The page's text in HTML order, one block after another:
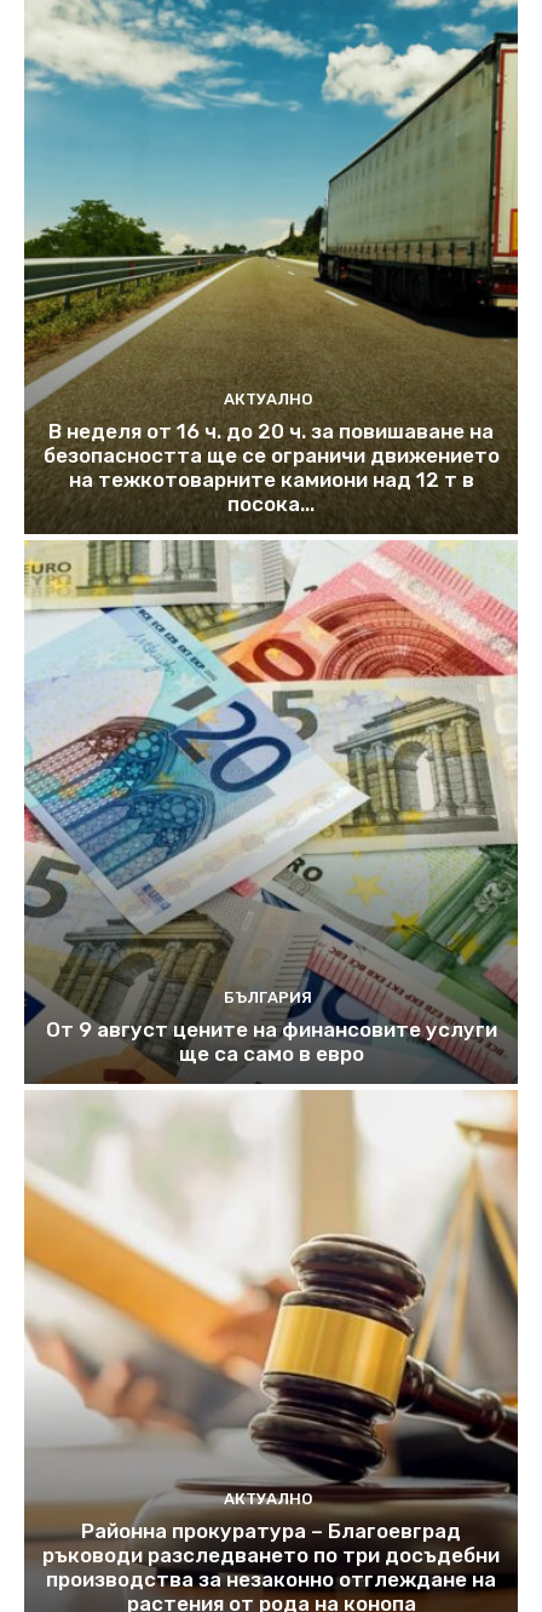
АКТУАЛНО
В неделя от 16 ч. до 20 ч. за повишаване на
безопасността ще се ограничи движението
на тежкотоварните камиони над 12 т в
посока...
БЪЛГАРИЯ
От 9 август цените на финансовите услуги
ще са само в евро
АКТУАЛНО
Районна прокуратура – Благоевград
ръководи разследването по три досъдебни
производства за незаконно отглеждане на
растения от рода на конопа